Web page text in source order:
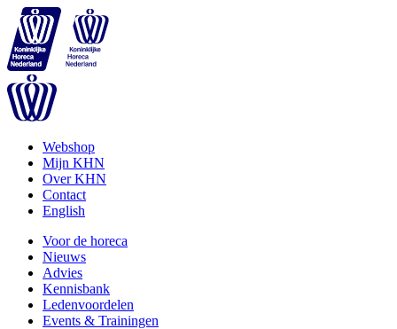
Webshop
Mijn KHN
Over KHN
Contact
English
Voor de horeca
Nieuws
Advies
Kennisbank
Ledenvoordelen
Events & Trainingen